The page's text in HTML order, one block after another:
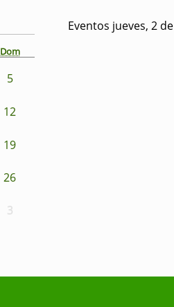
Dom
5
12
19
26
3
Eventos jueves, 2